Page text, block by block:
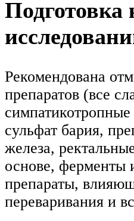
Подготовка
Рекомендована
препаратов (все
симпатикотропные
сульфат бария,
железа,
основе, ферменты
препараты,
переваривания и